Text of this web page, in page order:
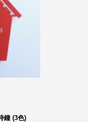
鐘 (3色)